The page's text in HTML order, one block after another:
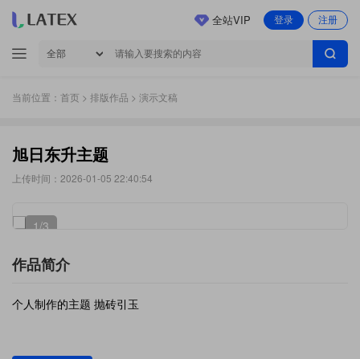
登录 注册
全站VIP
当前位置： 首页 > 排版作品 > 演示文稿
旭日东升主题
上传时间：2026-01-05 22:40:54
1/3
作品简介
个人制作的主题 抛砖引玉